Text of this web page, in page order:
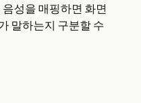
성을 매핑하면 화면
말하는지 구분할 수